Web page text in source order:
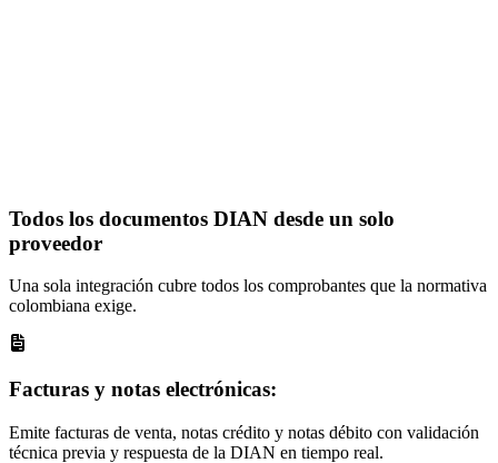
Todos los documentos DIAN desde un solo
proveedor
Una sola integración cubre todos los comprobantes que la normativa
colombiana exige.
Facturas y notas electrónicas:
Emite facturas de venta, notas crédito y notas débito con validación
técnica previa y respuesta de la DIAN en tiempo real.